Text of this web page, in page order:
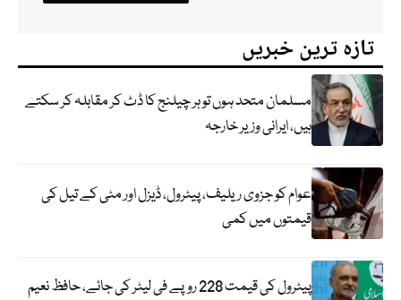
تازہ ترین خبریں
مسلمان متحد ہوں تو ہر چیلنج کا ڈٹ کر مقابلہ کر سکتے
ہیں، ایرانی وزیر خارجہ
عوام کو جزوی ریلیف، پیٹرول، ڈیزل اور مٹی کے تیل کی
قیمتوں میں کمی
پیٹرول کی قیمت 228 روپے فی لیٹر کی جائے، حافظ نعیم